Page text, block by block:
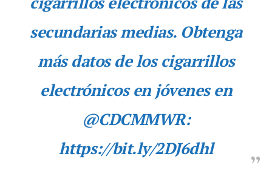
secundarias medias. Obtenga
más datos de los cigarrillos
electrónicos en jóvenes en
@CDCMMWR:
https://bit.ly/2DJ6dhl